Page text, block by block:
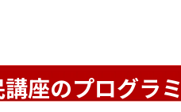
座のプログラ